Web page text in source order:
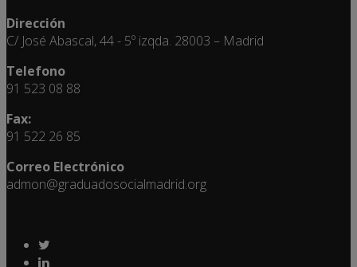
Dirección
C/ José Abascal, 44 - 5º izqda. 28003 – Madrid
Telefono
91 523 08 88
Fax:
91 522 26 85
Correo Electrónico
admon@graduadosocialmadrid.org